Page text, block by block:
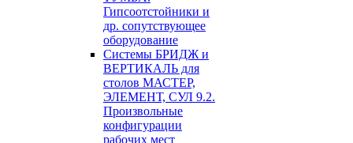
Гипсоотстойники и
др. сопутствующее
оборудование
Системы БРИДЖ и
ВЕРТИКАЛЬ для
столов МАСТЕР,
ЭЛЕМЕНТ, СУЛ 9.2.
Произвольные
конфигурации
рабочих мест